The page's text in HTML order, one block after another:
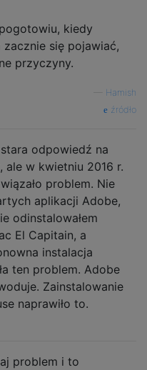
kiedy
zacznie się pojawiać,
przyczyny.
Hamish
źródło
odpowiedź na
ale w kwietniu 2016 r.
problem. Nie
aplikacji Adobe,
odinstalowałem
El Capitain, a
instalacja
ten problem. Adobe
Zainstalowanie
naprawiło to.
problem i to